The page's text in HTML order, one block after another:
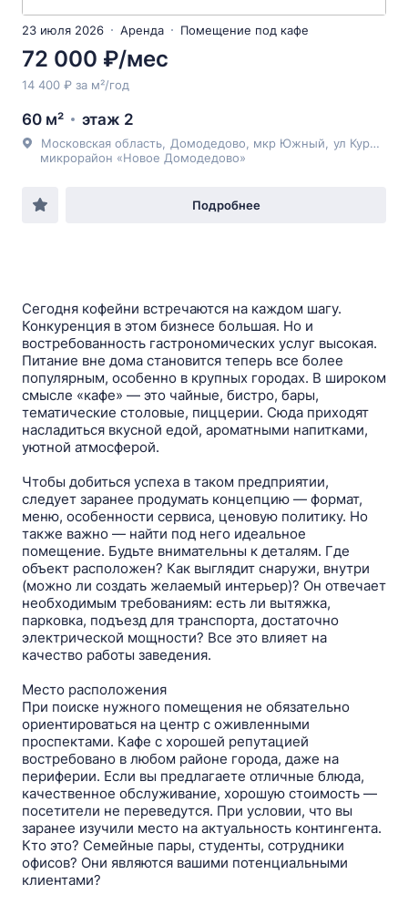
23 июля 2026 Аренда Помещение под кафе
72 000 ₽/мес
14 400 ₽ за м²/год
60 м² этаж 2
Московская область Домодедово , мкр Южный, ул Курыжова
микрорайон «Новое Домодедово»
Подробнее
Сегодня кофейни встречаются на каждом шагу.
Конкуренция в этом бизнесе большая. Но и
востребованность гастрономических услуг высокая.
Питание вне дома становится теперь все более
популярным, особенно в крупных городах. В широком
смысле «кафе» — это чайные, бистро, бары,
тематические столовые, пиццерии. Сюда приходят
насладиться вкусной едой, ароматными напитками,
уютной атмосферой.
Чтобы добиться успеха в таком предприятии,
следует заранее продумать концепцию — формат,
меню, особенности сервиса, ценовую политику. Но
также важно — найти под него идеальное
помещение. Будьте внимательны к деталям. Где
объект расположен? Как выглядит снаружи, внутри
(можно ли создать желаемый интерьер)? Он отвечает
необходимым требованиям: есть ли вытяжка,
парковка, подъезд для транспорта, достаточно
электрической мощности? Все это влияет на
качество работы заведения.
Место расположения
При поиске нужного помещения не обязательно
ориентироваться на центр c оживленными
проспектами. Кафе c хорошей репутацией
востребовано в любом районе города, даже на
периферии. Если вы предлагаете отличные блюда,
качественное обслуживание, хорошую стоимость —
посетители не переведутся. При условии, что вы
заранее изучили место на актуальность контингента.
Кто это? Семейные пары, студенты, сотрудники
офисов? Они являются вашими потенциальными
клиентами?